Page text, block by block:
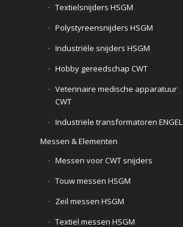
Textielsnijders HSGM
Polystyreensnijders HSGM
Industriële snijders HSGM
Hobby gereedschap CWT
Veterinaire medische apparatuur
CWT
Industriële transformatoren ENGEL
Messen & Elementen
Messen voor CWT snijders
Touw messen HSGM
Zeil messen HSGM
Textiel messen HSGM